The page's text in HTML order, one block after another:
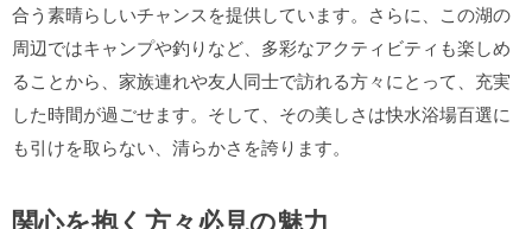
合う素晴らしいチャンスを提供しています。さらに、この湖の
周辺ではキャンプや釣りなど、多彩なアクティビティも楽しめ
ることから、家族連れや友人同士で訪れる方々にとって、充実
した時間が過ごせます。そして、その美しさは快水浴場百選に
も引けを取らない、清らかさを誇ります。
関心を抱く方々必見の魅力